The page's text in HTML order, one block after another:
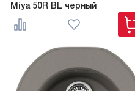
Miya 50R BL черный